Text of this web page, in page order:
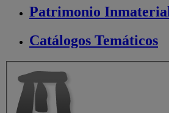
Patrimonio Inmaterial
Catálogos Temáticos